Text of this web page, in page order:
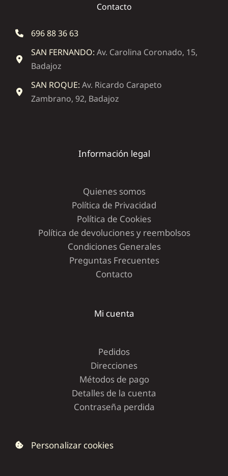
Contacto
696 88 36 63
SAN FERNANDO: Av. Carolina Coronado, 15,
Badajoz
SAN ROQUE: Av. Ricardo Carapeto
Zambrano, 92, Badajoz
Información legal
Quienes somos
Política de Privacidad
Política de Cookies
Política de devoluciones y reembolsos
Condiciones Generales
Preguntas Frecuentes
Contacto
Mi cuenta
Pedidos
Direcciones
Métodos de pago
Detalles de la cuenta
Contraseña perdida
Personalizar cookies